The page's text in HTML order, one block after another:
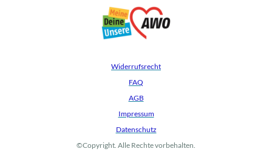
Widerrufsrecht
FAQ
AGB
Impressum
Datenschutz
©Copyright. Alle Rechte vorbehalten.